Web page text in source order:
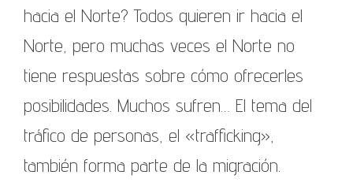
hacia el Norte? Todos quieren ir hacia el
Norte, pero muchas veces el Norte no
tiene respuestas sobre cómo ofrecerles
posibilidades. Muchos sufren… El tema del
tráfico de personas, el «trafficking»,
también forma parte de la migración.